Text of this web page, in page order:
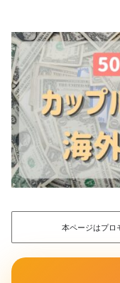
本ページはプロ